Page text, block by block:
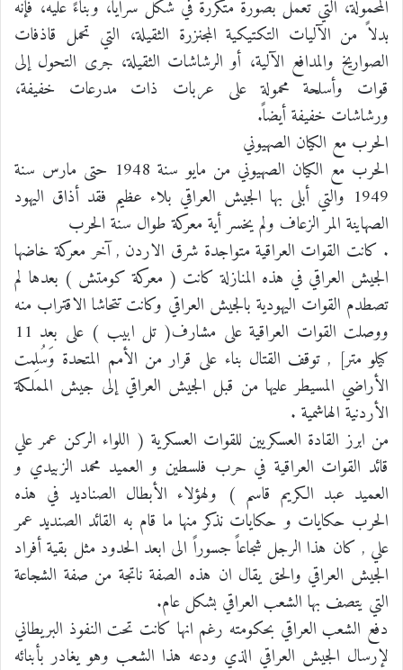
المحمولة، التي تعمل بصورة متكررة في شكل سرايا، وبناءً عليه، فإنه
بدلاً من الآليات التكتيكية المجنزرة الثقيلة، التي تحمل قاذفات
الصواريخ والمدافع الآلية، أو الرشاشات الثقيلة، جرى التحول إلى
قوات وأسلحة محمولة على عربات ذات مدرعات خفيفة،
ورشاشات خفيفة أيضاً.
الحرب مع الكيان الصهيوني
الحرب مع الكيان الصهيوني من مايو سنة 1948 حتى مارس سنة
1949 والتي أبلى بها الجيش العراقي بلاء عظيم فقد أذاق اليهود
الصهاينة المر الزعاف ولم يخسر أية معركة طوال سنة الحرب
. كانت القوات العراقية متواجدة شرق الاردن , آخر معركة خاضها
الجيش العراقي في هذه المنازلة كانت ( معركة كومتش ) بعدها لم
تصطدم القوات اليهودية بالجيش العراقي وكانت تتحاشا الاقتراب منه
ووصلت القوات العراقية على مشارف( تل ابيب ) على بعد 11
كيلو متر] , توقف القتال بناء على قرار من الأمم المتحدة وَسُلِمت
الأراضي المسيطر عليها من قبل الجيش العراقي إلى جيش المملكة
الأردنية الهاشمية .
من ابرز القادة العسكريين للقوات العسكرية ( اللواء الركن عمر علي
قائد القوات العراقية في حرب فلسطين و العميد محمد الزبيدي و
العميد عبد الكريم قاسم ) ولهؤلاء الأبطال الصناديد في هذه
الحرب حكايات و حكايات نذكر منها ما قام به القائد الصنديد عمر
علي , كان هذا الرجل شجاعاً جسوراً الى ابعد الحدود مثل بقية أفراد
الجيش العراقي والحق يقال ان هذه الصفة ناتجة من صفة الشجاعة
التي يتصف بها الشعب العراقي بشكل عام.
دفع الشعب العراقي بحكومته رغم انها كانت تحت النفوذ البريطاني
لإرسال الجيش العراقي الذي ودعه هذا الشعب وهو يغادر بأبنائه